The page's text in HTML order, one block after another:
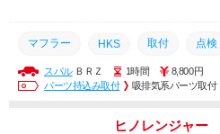
マフラー HKS 取付 点検
整備 修理 BRZ スバル
スバルＢＲＺ 1時間
8,800円
パーツ持込み取付
吸排気系パーツ取付
ヒノレンジャ